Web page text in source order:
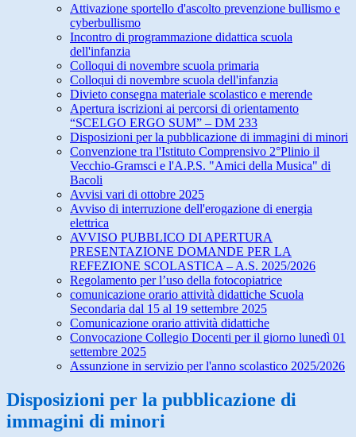
Attivazione sportello d'ascolto prevenzione bullismo e
cyberbullismo
Incontro di programmazione didattica scuola
dell'infanzia
Colloqui di novembre scuola primaria
Colloqui di novembre scuola dell'infanzia
Divieto consegna materiale scolastico e merende
Apertura iscrizioni ai percorsi di orientamento
“SCELGO ERGO SUM” – DM 233
Disposizioni per la pubblicazione di immagini di minori
Convenzione tra l'Istituto Comprensivo 2°Plinio il
Vecchio-Gramsci e l'A.P.S. "Amici della Musica" di
Bacoli
Avvisi vari di ottobre 2025
Avviso di interruzione dell'erogazione di energia
elettrica
AVVISO PUBBLICO DI APERTURA
PRESENTAZIONE DOMANDE PER LA
REFEZIONE SCOLASTICA – A.S. 2025/2026
Regolamento per l’uso della fotocopiatrice
comunicazione orario attività didattiche Scuola
Secondaria dal 15 al 19 settembre 2025
Comunicazione orario attività didattiche
Convocazione Collegio Docenti per il giorno lunedì 01
settembre 2025
Assunzione in servizio per l'anno scolastico 2025/2026
Disposizioni per la pubblicazione di
immagini di minori